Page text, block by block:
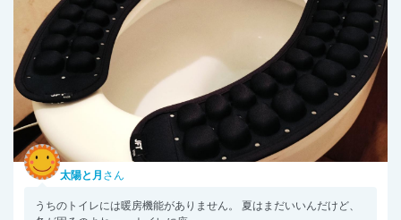
太陽と月 さん
うちのトイレには暖房機能がありません。 夏はまだいいんだけど、